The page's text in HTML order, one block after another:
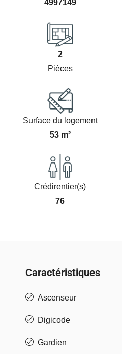
4997149
2
Pièces
Surface du logement
53 m²
Crédirentier(s)
76
Caractéristiques
Ascenseur
Digicode
Gardien